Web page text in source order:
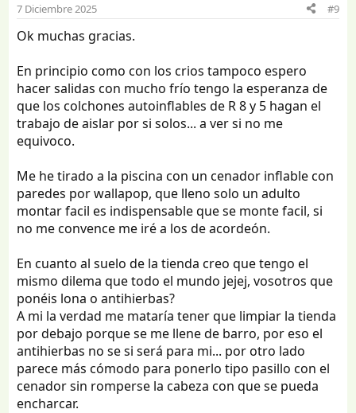
7 Diciembre 2025 #9
Ok muchas gracias.
En principio como con los crios tampoco espero
hacer salidas con mucho frío tengo la esperanza de
que los colchones autoinflables de R 8 y 5 hagan el
trabajo de aislar por si solos... a ver si no me
equivoco.
Me he tirado a la piscina con un cenador inflable con
paredes por wallapop, que lleno solo un adulto
montar facil es indispensable que se monte facil, si
no me convence me iré a los de acordeón.
En cuanto al suelo de la tienda creo que tengo el
mismo dilema que todo el mundo jejej, vosotros que
ponéis lona o antihierbas?
A mi la verdad me mataría tener que limpiar la tienda
por debajo porque se me llene de barro, por eso el
antihierbas no se si será para mi... por otro lado
parece más cómodo para ponerlo tipo pasillo con el
cenador sin romperse la cabeza con que se pueda
encharcar.